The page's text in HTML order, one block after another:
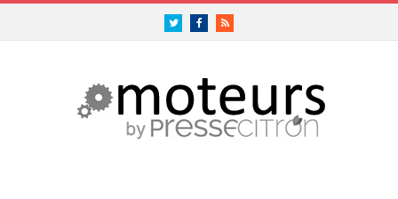
TwitterFacebookRSS